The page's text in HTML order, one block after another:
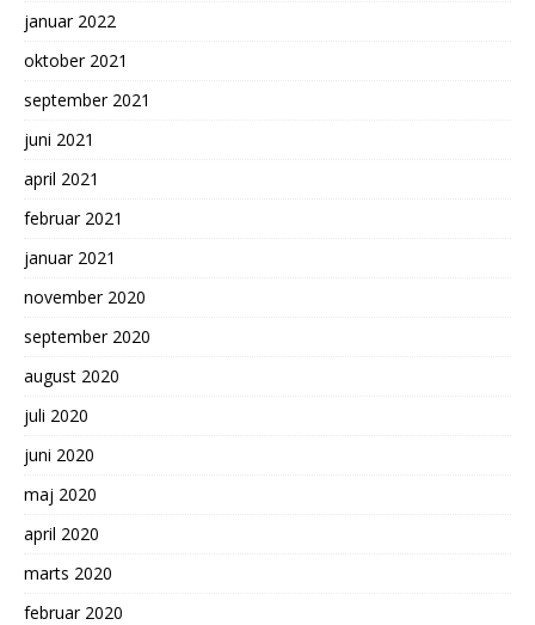
januar 2022
oktober 2021
september 2021
juni 2021
april 2021
februar 2021
januar 2021
november 2020
september 2020
august 2020
juli 2020
juni 2020
maj 2020
april 2020
marts 2020
februar 2020